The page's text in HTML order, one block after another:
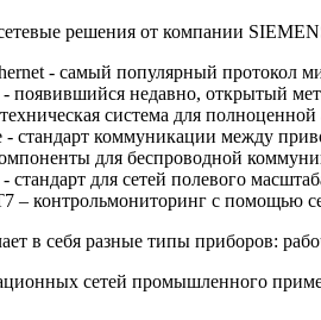
решения от компании
- самый популярный протокол
появившийся недавно, открытый
система для полноценной
- стандарт коммуникации между
для беспроводной
стандарт для сетей полевого
– контрольмониторинг с помощью
в себя разные типы приборов:
сетей промышленного